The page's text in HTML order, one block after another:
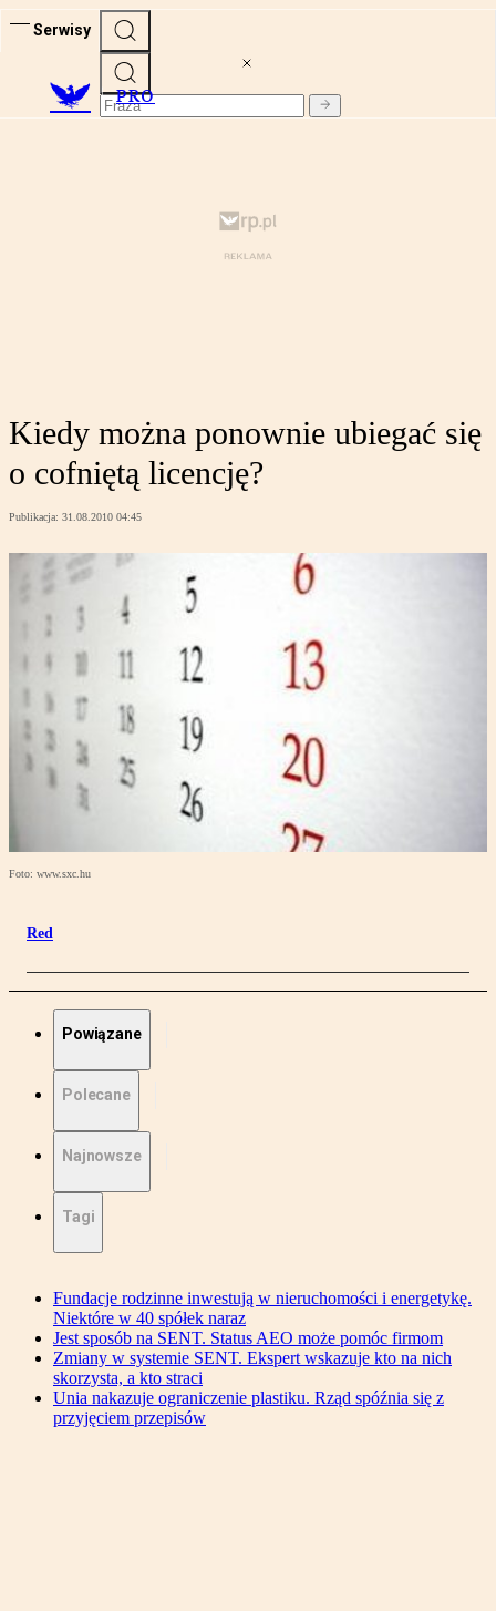
Serwisy
PRO
Kiedy można ponownie ubiegać się
o cofniętą licencję?
Publikacja: 31.08.2010 04:45
Foto: www.sxc.hu
Red
Powiązane
Polecane
Najnowsze
Tagi
Fundacje rodzinne inwestują w nieruchomości i energetykę.
Niektóre w 40 spółek naraz
Jest sposób na SENT. Status AEO może pomóc firmom
Zmiany w systemie SENT. Ekspert wskazuje kto na nich
skorzysta, a kto straci
Unia nakazuje ograniczenie plastiku. Rząd spóźnia się z
przyjęciem przepisów